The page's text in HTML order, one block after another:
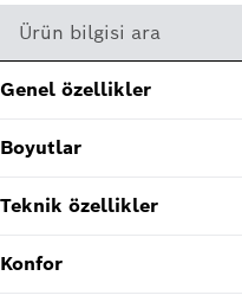
Ürün bilgisi ara
Genel özellikler
Boyutlar
Teknik özellikler
Konfor